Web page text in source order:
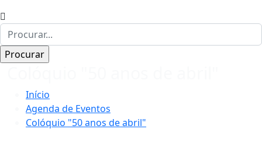
Início
Agenda de Eventos
Colóquio "50 anos de abril"